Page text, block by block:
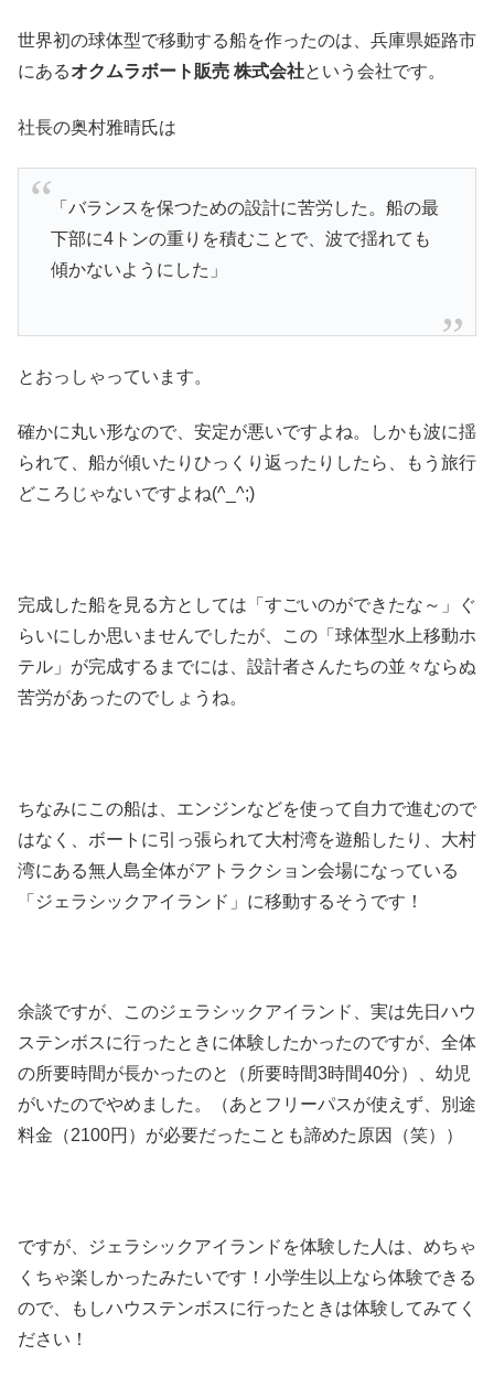
世界初の球体型で移動する船を作ったのは、兵庫県姫路市
にあるオクムラボート販売 株式会社という会社です。
社長の奥村雅晴氏は
「バランスを保つための設計に苦労した。船の最
下部に4トンの重りを積むことで、波で揺れても
傾かないようにした」
とおっしゃっています。
確かに丸い形なので、安定が悪いですよね。しかも波に揺
られて、船が傾いたりひっくり返ったりしたら、もう旅行
どころじゃないですよね(^_^;)
完成した船を見る方としては「すごいのができたな～」ぐ
らいにしか思いませんでしたが、この「球体型水上移動ホ
テル」が完成するまでには、設計者さんたちの並々ならぬ
苦労があったのでしょうね。
ちなみにこの船は、エンジンなどを使って自力で進むので
はなく、ボートに引っ張られて大村湾を遊船したり、大村
湾にある無人島全体がアトラクション会場になっている
「ジェラシックアイランド」に移動するそうです！
余談ですが、このジェラシックアイランド、実は先日ハウ
ステンボスに行ったときに体験したかったのですが、全体
の所要時間が長かったのと（所要時間3時間40分）、幼児
がいたのでやめました。（あとフリーパスが使えず、別途
料金（2100円）が必要だったことも諦めた原因（笑））
ですが、ジェラシックアイランドを体験した人は、めちゃ
くちゃ楽しかったみたいです！小学生以上なら体験できる
ので、もしハウステンボスに行ったときは体験してみてく
ださい！